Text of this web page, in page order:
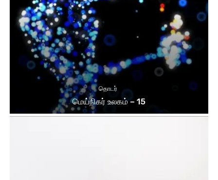
தொடர்
மெய்நிகர் உலகம் – 15